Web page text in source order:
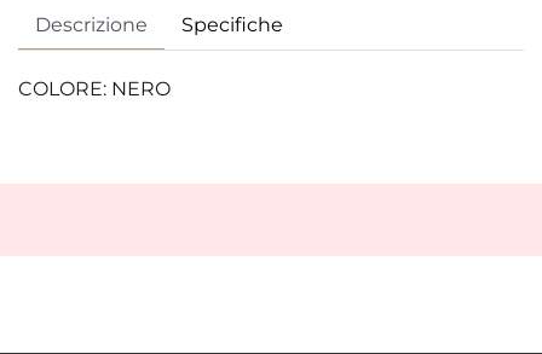
Descrizione Specifiche
COLORE: NERO